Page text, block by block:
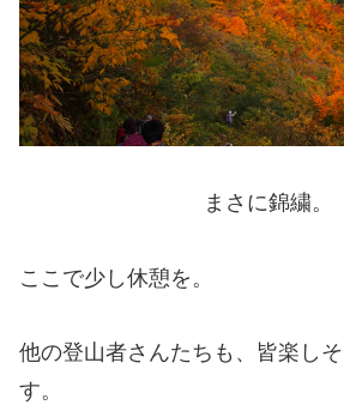
まさに錦繍。
ここで少し休憩を。
他の登山者さんたちも、皆楽し
す。